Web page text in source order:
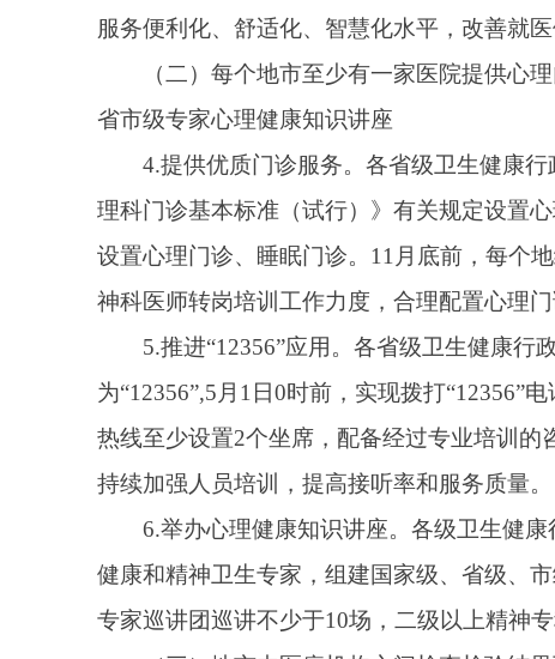
5.推进“12356”应用。各省级卫生健康行政部门要积
为“12356”,5月1日0时前，实现拨打“12356”电话号码
6.举办心理健康知识讲座。各级卫生健康行政部门
健康和精神卫生专家，组建国家级、省级、市级专家巡
专家巡讲团巡讲不少于10场，二级以上精神专科医院和
（三）地市内医疗机构之间检查检验结果互认项目
核医学等相关专业质控工作，实现国家、省、地市质
检查、集中式诊断”服务模式，在紧密型医联体内实现
立互认统计分析及结果反馈机制，对互认项目数量、互
8.积极做好解释沟通。各地要加强宣传引导，增进
（四）每千人口3岁以下婴幼儿托位数达到4.5个，